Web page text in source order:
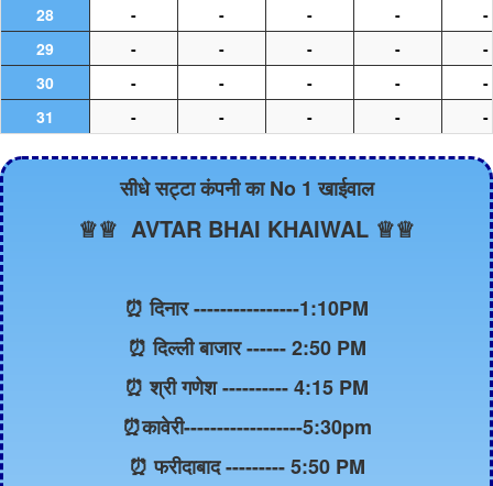
28
- - - -
-
29
- - - -
-
30
- - - -
-
31
- - - - -
सीधे सट्टा कंपनी का No 1 खाईवाल
♕♕ AVTAR BHAI KHAIWAL ♕♕
⏰ दिनार ----------------1:10PM
⏰ दिल्ली बाजार ------ 2:50 PM
⏰ श्री गणेश ---------- 4:15 PM
⏰कावेरी------------------5:30pm
⏰ फरीदाबाद --------- 5:50 PM